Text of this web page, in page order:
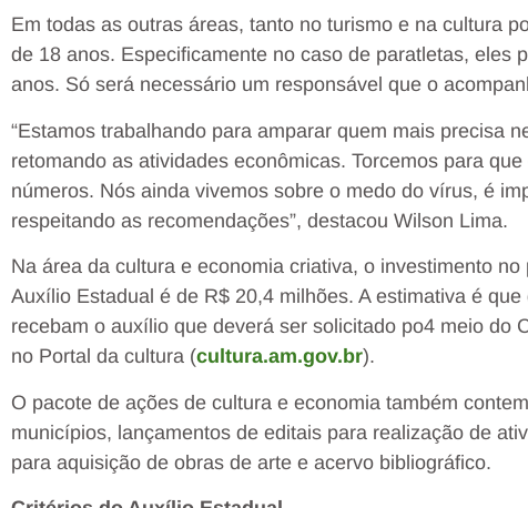
Em todas as outras áreas, tanto no turismo e na cultura
de 18 anos. Especificamente no caso de paratletas, eles
anos. Só será necessário um responsável que o
“Estamos trabalhando para amparar quem mais precisa
retomando as atividades econômicas. Torcemos para
números. Nós ainda vivemos sobre o medo do vírus, é
respeitando as recomendações”, destacou Wilson Lima.
Na área da cultura e economia criativa, o investimento
Auxílio Estadual é de R$ 20,4 milhões. A estimativa é
recebam o auxílio que deverá ser solicitado po4 meio do
no Portal da cultura (cultura.am.gov.br).
O pacote de ações de cultura e economia também
municípios, lançamentos de editais para realização de
para aquisição de obras de arte e acervo bibliográfico.